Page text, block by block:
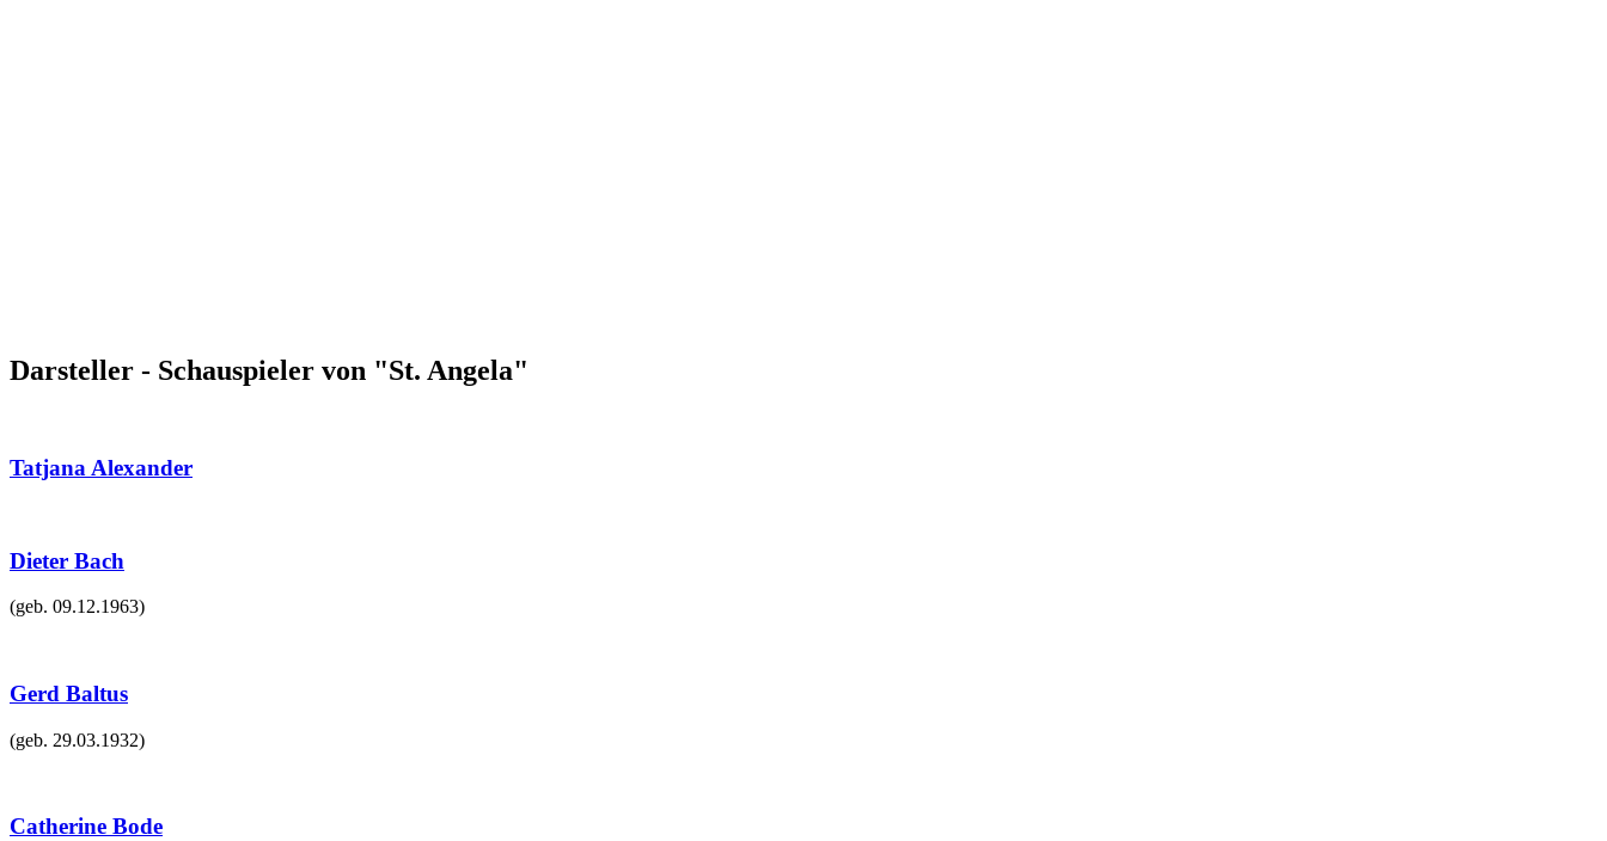
Darsteller - Schauspieler von "St. Angela"
Tatjana Alexander
Dieter Bach
(geb. 09.12.1963)
Gerd Baltus
(geb. 29.03.1932)
Catherine Bode